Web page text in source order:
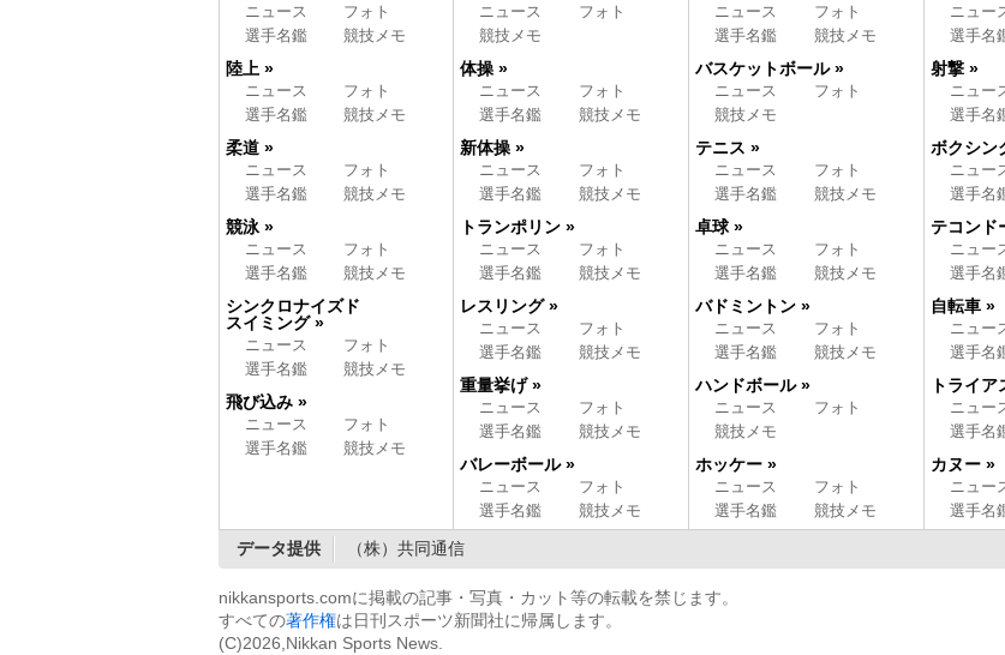
ニュース
フォト
選手名鑑
競技メモ
陸上 »
ニュース
フォト
選手名鑑
競技メモ
柔道 »
ニュース
フォト
選手名鑑
競技メモ
競泳 »
ニュース
フォト
選手名鑑
競技メモ
シンクロナイズド
スイミング »
ニュース
フォト
選手名鑑
競技メモ
飛び込み »
ニュース
フォト
選手名鑑
競技メモ
ニュース
フォト
競技メモ
体操 »
ニュース
フォト
選手名鑑
競技メモ
新体操 »
ニュース
フォト
選手名鑑
競技メモ
トランポリン »
ニュース
フォト
選手名鑑
競技メモ
レスリング »
ニュース
フォト
選手名鑑
競技メモ
重量挙げ »
ニュース
フォト
選手名鑑
競技メモ
バレーボール »
ニュース
フォト
選手名鑑
競技メモ
ニュース
フォト
選手名鑑
競技メモ
バスケットボール »
ニュース
フォト
競技メモ
テニス »
ニュース
フォト
選手名鑑
競技メモ
卓球 »
ニュース
フォト
選手名鑑
競技メモ
バドミントン »
ニュース
フォト
選手名鑑
競技メモ
ハンドボール »
ニュース
フォト
競技メモ
ホッケー »
ニュース
フォト
選手名鑑
競技メモ
ニュー
選手名
射撃 »
ニュー
選手名
ボクシン
ニュー
選手名
テコンド
ニュー
選手名
自転車 »
ニュー
選手名
トライ
ニュー
選手名
カヌー »
ニュー
選手名
データ提供 （株）共同通信
nikkansports.comに掲載の記事・写真・カット等の転載を禁じます。
すべての著作権は日刊スポーツ新聞社に帰属します。
(C)2026,Nikkan Sports News.